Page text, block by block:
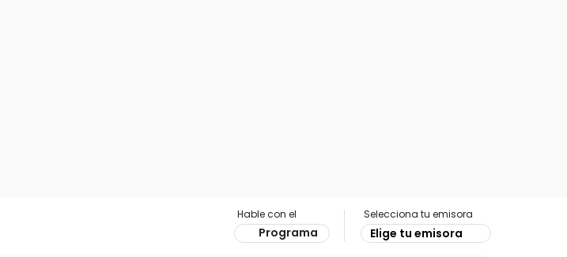
Hable con el
Programa
Selecciona tu emisora
Elige tu emisora